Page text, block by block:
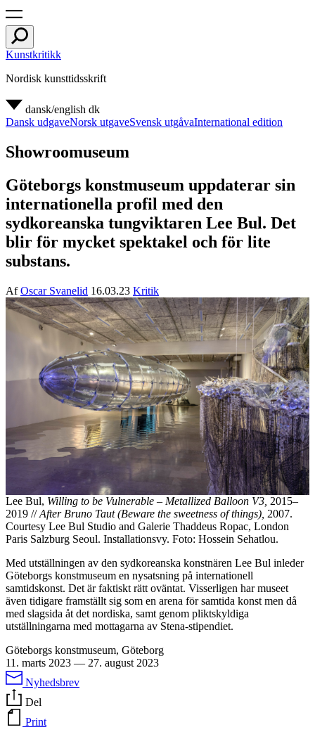
Kunstkritikk
Nordisk kunsttidsskrift
dansk/english dk
Dansk udgaveNorsk utgaveSvensk utgåvaInternational edition
Showroomuseum
Göteborgs konstmuseum uppdaterar sin
internationella profil med den
sydkoreanska tungviktaren Lee Bul. Det
blir för mycket spektakel och för lite
substans.
AfOscar Svanelid 16.03.23 Kritik
Lee Bul, Willing to be Vulnerable – Metallized Balloon V3, 2015–
2019 //After Bruno Taut (Beware the sweetness of things), 2007.
Courtesy Lee Bul Studio and Galerie Thaddeus Ropac, London
Paris Salzburg Seoul. Installationsvy. Foto: Hossein Sehatlou.
Med utställningen av den sydkoreanska konstnären Lee Bul inleder
Göteborgs konstmuseum en nysatsning på internationell
samtidskonst. Det är faktiskt rätt oväntat. Visserligen har museet
även tidigare framställt sig som en arena för samtida konst men då
med slagsida åt det nordiska, samt genom pliktskyldiga
utställningarna med mottagarna av Stena-stipendiet.
Göteborgs konstmuseum, Göteborg
11. marts 2023 — 27. august 2023
Nyhedsbrev
Del
Print